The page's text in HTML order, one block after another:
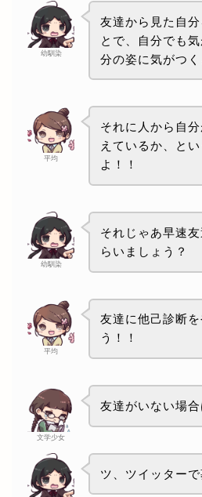
幼馴染
友達から見た自
とで、自分でも
分の姿に気がつ
平均
それに人から自
えているか、と
よ！！
幼馴染
それじゃあ早速
らいましょう？
平均
友達に他己診断
う！！
文学少女
友達がいない場
ツ、ツイッター